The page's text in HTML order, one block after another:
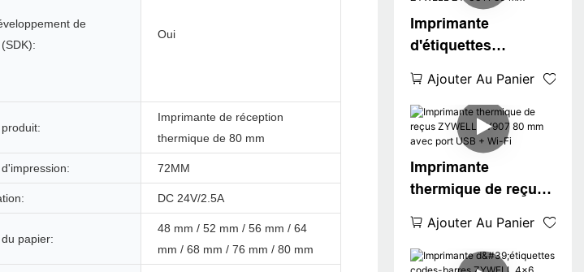
/BT (en option) Noir
Imprimante
d'étiquettes
support ZYWELL ZY-
3311 80 mm
Ajouter Au Panier
Imprimante
thermique de reçus
mm avec port USB +
Wi-Fi
Ajouter Au Panier
de
Oui
Imprimante de réception
thermique de 80 mm
72MM
DC 24V/2.5A
papier:
48 mm / 52 mm / 56 mm / 64
mm / 68 mm / 76 mm / 80 mm